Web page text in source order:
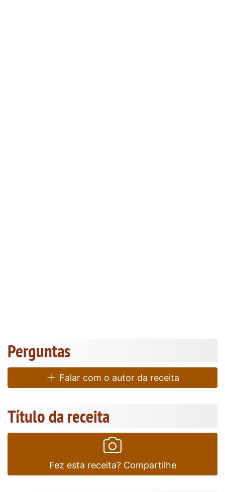
Perguntas
Falar com o autor da receita
Título da receita
Fez esta receita? Compartilhe